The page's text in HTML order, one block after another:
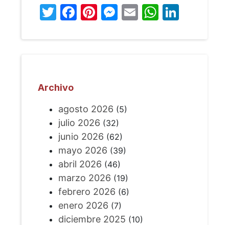
Twitter
Facebook
Pinterest
Messenger
Email
Archivo
agosto 2026 (5)
julio 2026 (32)
junio 2026 (62)
mayo 2026 (39)
abril 2026 (46)
marzo 2026 (19)
febrero 2026 (6)
enero 2026 (7)
diciembre 2025 (10)